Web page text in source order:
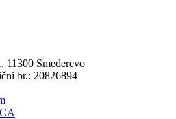
11300 Smederevo
br.: 20826894